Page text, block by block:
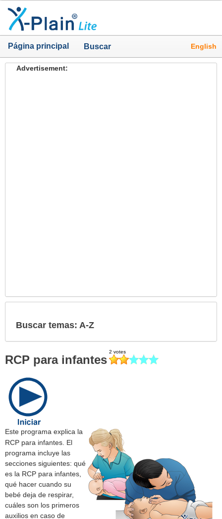
Página principal Buscar English
Advertisement:
Buscar temas: A-Z
RCP para infantes
Este programa explica la
RCP para infantes. El
programa incluye las
secciones siguientes: qué
es la RCP para infantes,
qué hacer cuando su
bebé deja de respirar,
cuáles son los primeros
auxilios en caso de